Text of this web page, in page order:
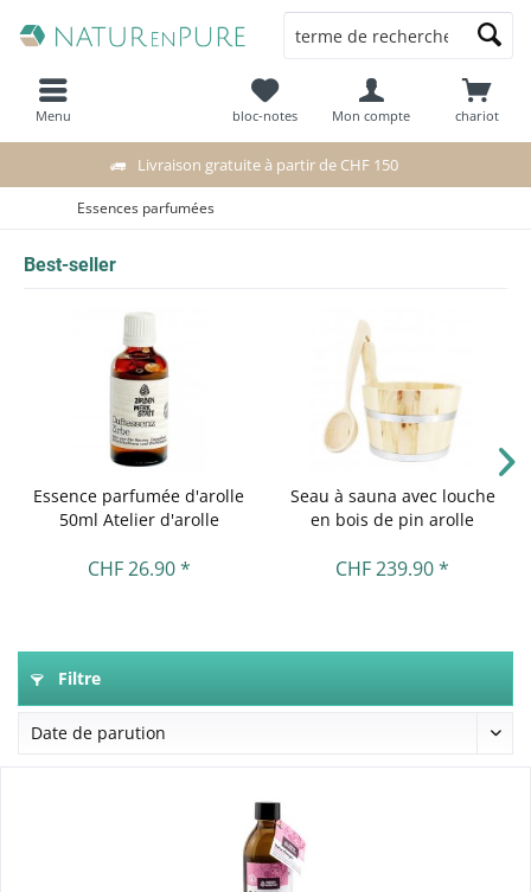
Livraison gratuite à partir de CHF 150
chariot
bloc-notes Mon compte
Menu
Essences parfumées
Best-seller
Essence parfumée d'arolle
50ml Atelier d'arolle
CHF 26.90 *
Seau à sauna avec louche
en bois de pin arolle
CHF 239.90 *
Filtre